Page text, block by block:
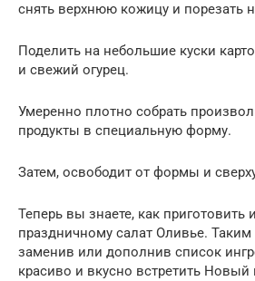
снять верхнюю кожицу и порезать
Поделить на небольшие куски
и свежий огурец.
Умеренно плотно собрать
продукты в специальную форму.
Затем, освободит от формы и
Теперь вы знаете, как приготовить
праздничному салат Оливье.
заменив или дополнив список
красиво и вкусно встретить